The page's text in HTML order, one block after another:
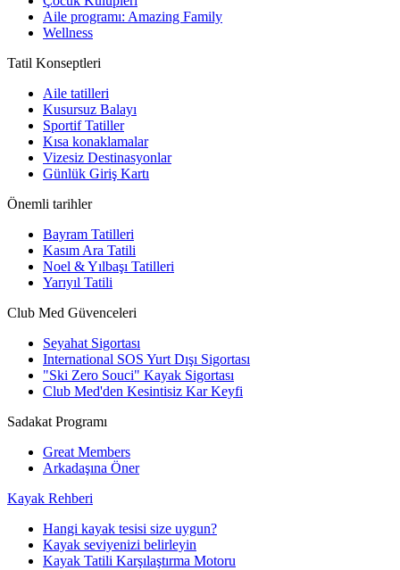
Aile programı: Amazing Family
Wellness
Tatil Konseptleri
Aile tatilleri
Kusursuz Balayı
Sportif Tatiller
Kısa konaklamalar
Vizesiz Destinasyonlar
Günlük Giriş Kartı
Önemli tarihler
Bayram Tatilleri
Kasım Ara Tatili
Noel & Yılbaşı Tatilleri
Yarıyıl Tatili
Club Med Güvenceleri
Seyahat Sigortası
International SOS Yurt Dışı Sigortası
"Ski Zero Souci" Kayak Sigortası
Club Med'den Kesintisiz Kar Keyfi
Sadakat Programı
Great Members
Arkadaşına Öner
Kayak Rehberi
Hangi kayak tesisi size uygun?
Kayak seviyenizi belirleyin
Kayak Tatili Karşılaştırma Motoru